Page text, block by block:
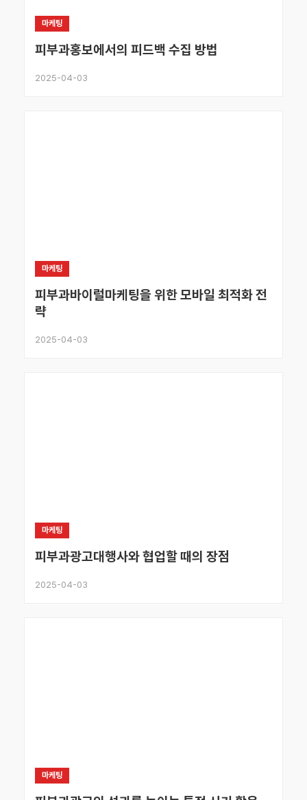
마케팅
피부과홍보에서의 피드백 수집 방법
2025-04-03
마케팅
피부과바이럴마케팅을 위한 모바일 최적화 전
략
2025-04-03
마케팅
피부과광고대행사와 협업할 때의 장점
2025-04-03
마케팅